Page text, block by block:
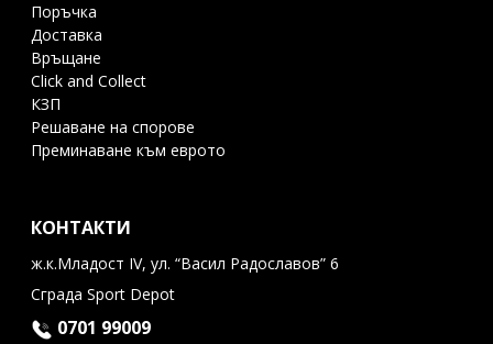
Поръчка
Доставка
Връщане
Click and Collect
КЗП
Решаване на спорове
Преминаване към еврото
КОНТАКТИ
ж.к.Младост IV, ул. “Васил Радославов” 6
Сграда Sport Depot
0701 99009